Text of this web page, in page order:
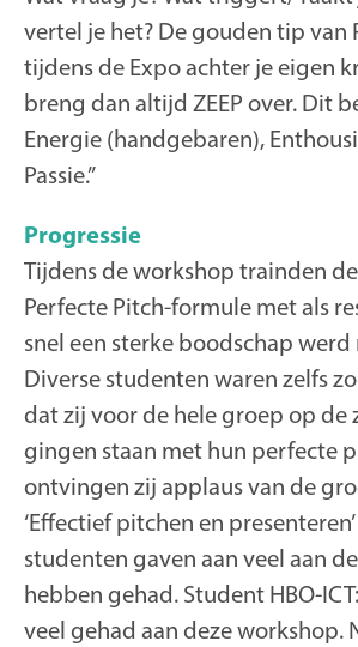
vertel je het? De gouden tip van
tijdens de Expo achter je eigen
breng dan altijd ZEEP over. Dit
Energie (handgebaren),
Passie.”
Progressie
Tijdens de workshop trainden
Perfecte Pitch-formule met als
snel een sterke boodschap werd
Diverse studenten waren zelfs
dat zij voor de hele groep op de
gingen staan met hun perfecte
ontvingen zij applaus van de
‘Effectief pitchen en
studenten gaven aan veel aan
hebben gehad. Student HBO-
veel gehad aan deze workshop.